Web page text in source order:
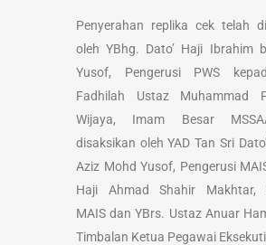
Penyerahan replika cek telah
oleh YBhg. Dato’ Haji Ibrahim
Yusof, Pengerusi PWS
Fadhilah Ustaz Muhammad
Wijaya, Imam Besar
disaksikan oleh YAD Tan Sri
Aziz Mohd Yusof, Pengerusi
Haji Ahmad Shahir Makhtar,
MAIS dan YBrs. Ustaz Anuar
Timbalan Ketua Pegawai